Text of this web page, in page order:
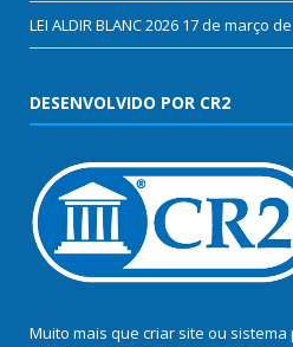
LEI ALDIR BLANC 2026 17 de março
DESENVOLVIDO POR CR2
Muito mais que criar site ou sistema